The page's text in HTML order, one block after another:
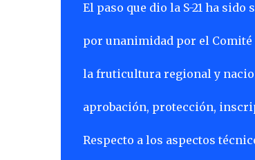
El paso que dio la S-21 ha
por unanimidad por el Comité
la fruticultura regional y
aprobación, protección,
Respecto a los aspectos